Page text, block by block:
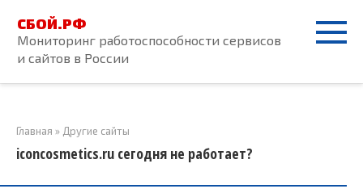
контенту
СБОЙ.РФ
Мониторинг работоспособности сервисов
и сайтов в России
Главная » Другие сайты
iconcosmetics.ru сегодня не работает?